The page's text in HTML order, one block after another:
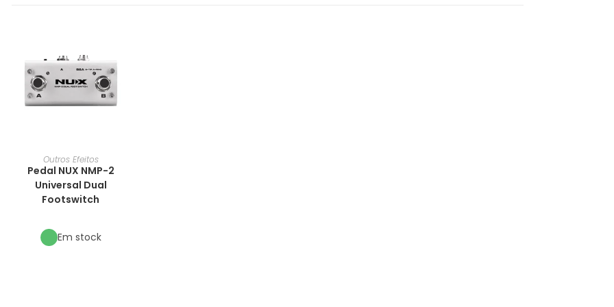
Outros Efeitos
Pedal NUX NMP-2
Universal Dual
Footswitch
Em stock